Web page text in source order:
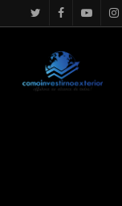
google.com, pub-